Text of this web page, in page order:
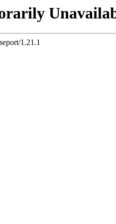
1.21.1